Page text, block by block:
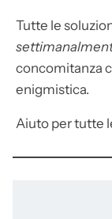
Tutte le
concomitanza
enigmistica.
Aiuto per tutte